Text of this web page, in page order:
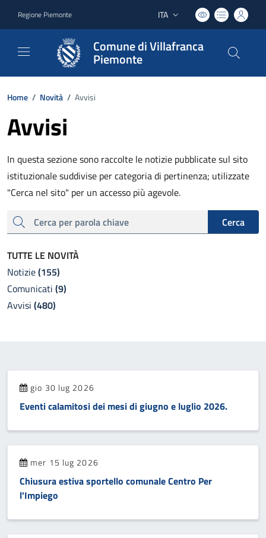
Regione Piemonte Lingua attiva:
ITA
Comune di Villafranca
Piemonte
Home / Novità / Avvisi
Avvisi
In questa sezione sono raccolte le notizie pubblicate sul sito
istituzionale suddivise per categoria di pertinenza; utilizzate
"Cerca nel sito" per un accesso più agevole.
cerca
Cerca
TUTTE LE NOVITÀ
Notizie(155)
Comunicati (9)
Avvisi (480)
gio 30 lug 2026
Eventi calamitosi dei mesi di giugno e luglio 2026.
mer 15 lug 2026
Chiusura estiva sportello comunale Centro Per
l'Impiego